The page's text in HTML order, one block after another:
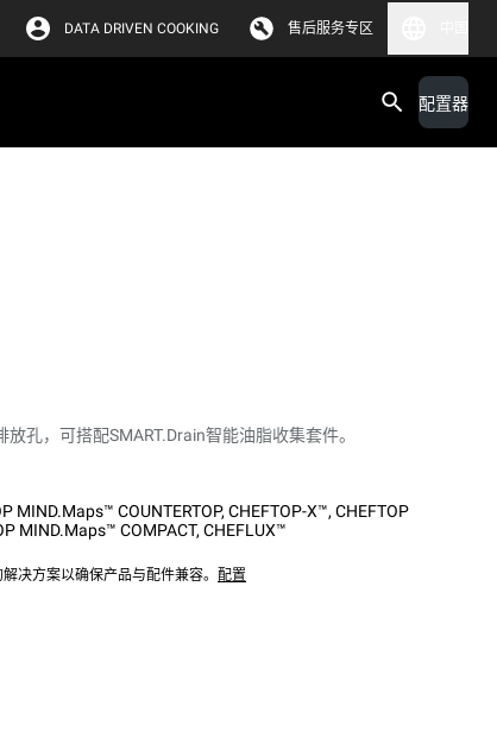
DATA DRIVEN COOKING 售后服务专区
配置器
孔，可搭配SMART.Drain智能油脂收集套件。
MIND.Maps™ COUNTERTOP, CHEFTOP-X™, CHEFTOP
MIND.Maps™ COMPACT, CHEFLUX™
决方案以确保产品与配件兼容。 配置